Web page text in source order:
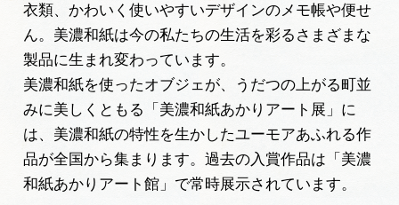
衣類、かわいく使いやすいデザインのメモ帳や便せ
ん。美濃和紙は今の私たちの生活を彩るさまざまな
製品に生まれ変わっています。
美濃和紙を使ったオブジェが、うだつの上がる町並
みに美しくともる「美濃和紙あかりアート展」に
は、美濃和紙の特性を生かしたユーモアあふれる作
品が全国から集まります。過去の入賞作品は「美濃
和紙あかりアート館」で常時展示されています。